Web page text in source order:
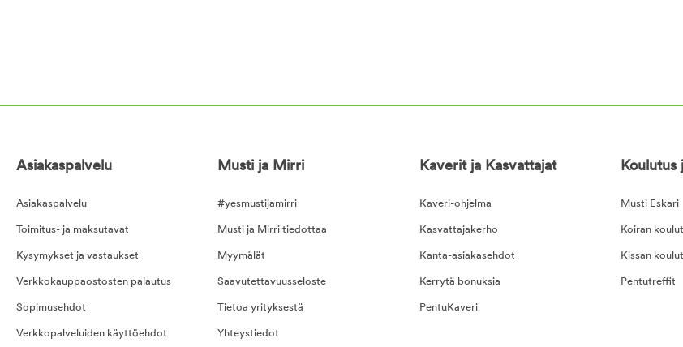
Asiakaspalvelu
Asiakaspalvelu
Toimitus- ja maksutavat
Kysymykset ja vastaukset
Verkkokauppaostosten palautus
Sopimusehdot
Verkkopalveluiden käyttöehdot
Musti ja Mirri
#yesmustijamirri
Musti ja Mirri tiedottaa
Myymälät
Saavutettavuusseloste
Tietoa yrityksestä
Yhteystiedot
Kaverit ja Kasvattajat
Kaveri-ohjelma
Kasvattajakerho
Kanta-asiakasehdot
Kerrytä bonuksia
PentuKaveri
Koulutus
Musti Eskari
Koiran
Kissan
Pentutreffit